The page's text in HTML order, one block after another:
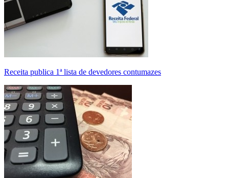
Receita publica 1ª lista de devedores contumazes